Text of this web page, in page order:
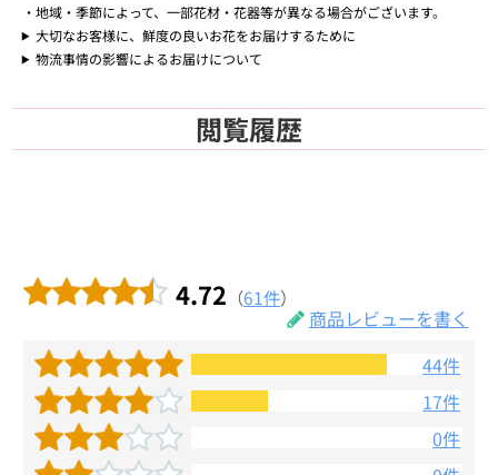
地域・季節によって、一部花材・花器等が異なる場合がございます。
大切なお客様に、鮮度の良いお花をお届けするために
物流事情の影響によるお届けについて
閲覧履歴
4.72 （61件）
商品レビューを書く
44件
17件
0件